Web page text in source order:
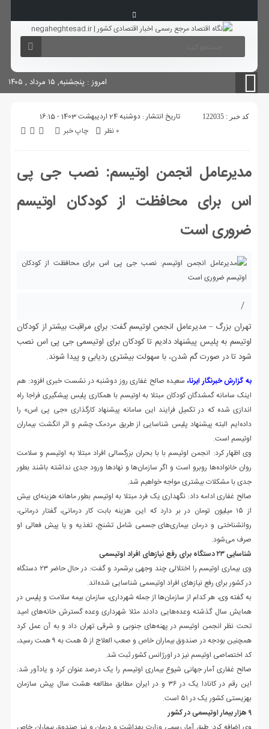
آگهی های دولتی چاپ شناسنامه سایت
امروز : پنجشنبه, ۱۵ مرداد , ۱۴۰۵
کد خبر : 122035
تاریخ انتشار : دوشنبه 24 اردیبهشت 1403 - 16:15
چاپ خبر
۰ نظر
مدیرعامل انجمن اوتیسم: نصب جی پی
اس برای محافظت از کودکان اوتیسم
ضروری است
/
تهران بزرگ – مدیرعامل انجمن اوتیسم گفت: برای مراقبت بیشتر از کودکان
اوتیسم به پلیس پیشنهاد دادیم تا کودکان برای اوتیسمی جی پی اس نصب
شود تا در صورت گم شدن، با سهولت بیشتری ردیابی و پیدا شوند.
به گزارش خبرنگار ایرنا،سعیده صالح غفاری روز دوشنبه در نشست خبری افزود: هم
اینک سامانه گمشدگان کودکان مبتلا به اوتیسم با همکاری پلیس پیشگیری فراجا راه
اندازی شده که در تکمیل فرایند این سامانه پیشنهاد کارگذاری «جی پی اس» را
داده‌ایم البته پیشنهاد پلیس شناسایی از طریق مردمک چشم و اثر انگشت بیماران
اوتیسم است.
وی اظهار کرد: انجمن اوتیسم با با بحران بزرگسالی افراد مبتلا به اوتیسم و سلامت
روان خانواده‌ها روبرو است و اگر سازمان‌ها و نهادها ورود جدی نداشته باشند بطور
جدی با مشکلات بیشتری مواجه خواهیم شد.
صالح غفاری ادامه داد: نگهداری یک فرد مبتلا به اوتیسم بطور ماهانه هزینه‌ای بیش
از ۱۵ میلیون تومان در بر دارد که این هزینه بابت کار درمانی، گفتار درمانی،
روانشناختی و درمان بیماری‌های جسمی شامل تشنج، تغذیه و یا پیش فعالی او
صرف می‌شود.
شناسایی ۲۳ دستگاه برای رفع نیازهای افراد اوتیسمی
وی بیماری اوتیسم را اختلالی چند وجهی برشمرد و گفت: در حال حاضر ۲۳ دستگاه
در کشور برای رفع نیازهای افراد اوتیسمی شناسایی شده‌اند.
به گفته وی، هر کدام از سازمان‌ها از جمله شهرداری، سازمان بیمه سلامت و پلیس در
همایش سال گذشته وعده‌هایی دادند مثلا شهرداری وعده گسترش خانه‌های امید
تحت نظر انجمن اوتیسم در پهنه‌های جنوبی و شرقی تهران داد و به آن عمل کرد
همچنین بودجه در صندوق بیماران خاص و صعب العلاج از ۵ همت به ۹ همت رسید،
کد اختصاصی اوتیسم نیز در اورژانس کشور ثبت شد.
صالح غفاری آمار جهانی شیوع بیماری اوتیسم را یک درصد عنوان کرد و یادآور شد:
این رقم در کانادا یک در ۳۶ و در ایران مطابق مطالعه هشت سال پیش سازمان
بهزیستی کشور یک در ۵۱ است.
۹ هزار بیمار اوتیسمی در کشور